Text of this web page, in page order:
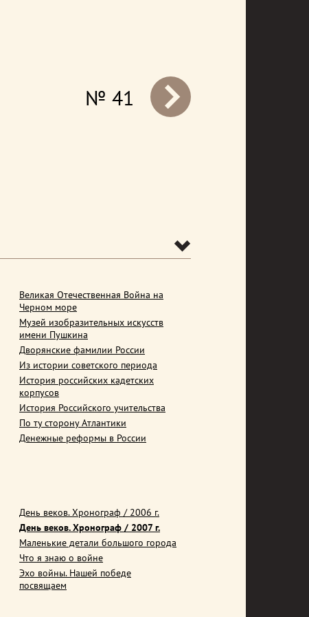
№ 41
Великая Отечественная Война на
Черном море
Музей изобразительных искусств
имени Пушкина
Дворянские фамилии России
Из истории советского периода
История российских кадетских
корпусов
История Российского учительства
По ту сторону Атлантики
Денежные реформы в России
День веков. Хронограф / 2006 г.
День веков. Хронограф / 2007 г.
Маленькие детали большого города
Что я знаю о войне
Эхо войны. Нашей победе
посвящаем